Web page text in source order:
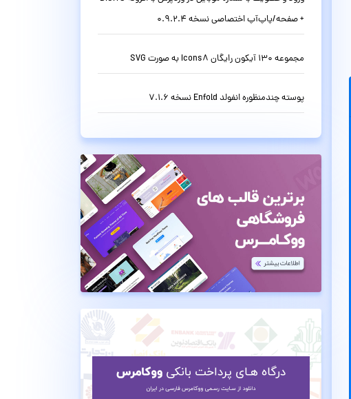
+ صفحه/پاپ‌آپ اختصاصی نسخه 0.9.2.4
مجموعه 130 آیکون رایگان Icons8 به صورت SVG
پوسته چندمنظوره انفولد Enfold نسخه 7.1.6